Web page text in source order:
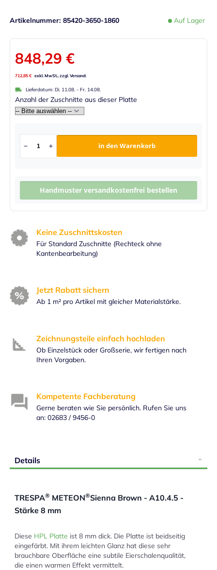
Auf Lager
Artikelnummer 85420-3650-1860
Anzahl der Zuschnitte aus dieser Platte
in den Warenkorb
Handmuster versandkostenfrei bestellen
848,29 €
712,85 €
Lieferdatum: Di. 11.08. - Fr. 14.08.
Keine Zuschnittskosten
Für Standard Zuschnitte (Rechteck ohne
Kantenbearbeitung)
Jetzt Rabatt sichern
Ab 1 m² pro Artikel mit gleicher Materialstärke.
Zeichnungsteile einfach hochladen
Ob Einzelstück oder Großserie, wir fertigen nach
Ihren Vorgaben.
Kompetente Fachberatung
Gerne beraten wie Sie persönlich. Rufen Sie uns
an: 02683 / 9456-0
Details
TRESPA® METEON®Sienna Brown - A10.4.5 -
Stärke 8 mm
Diese HPL Platte ist 8 mm dick. Die Platte ist beidseitig
eingefärbt. Mit ihrem leichten Glanz hat diese sehr
brauchbare Oberfläche eine subtile Eierschalenqualität,
die einen warmen Effekt vermittelt.